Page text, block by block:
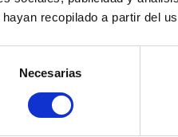
hayan recopilado a partir del
Necesarias